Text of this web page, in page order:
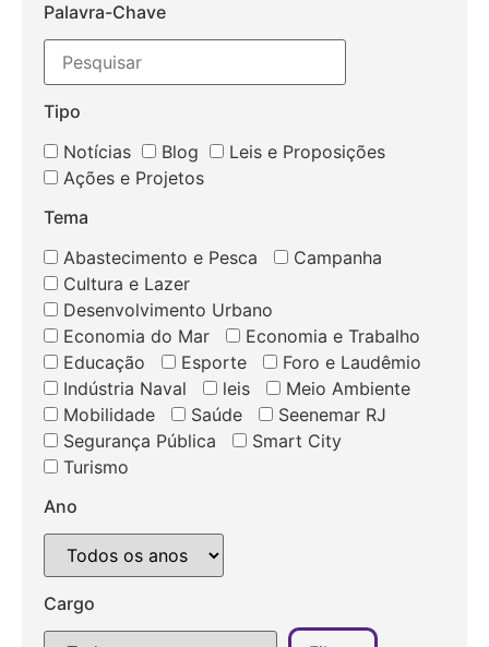
Palavra-Chave
Tipo
Notícias
Blog
Leis e Proposições
Ações e Projetos
Tema
Abastecimento e Pesca
Campanha
Cultura e Lazer
Desenvolvimento Urbano
Economia do Mar
Economia e Trabalho
Educação
Esporte
Foro e Laudêmio
Indústria Naval
leis
Meio Ambiente
Mobilidade
Saúde
Seenemar RJ
Segurança Pública
Smart City
Turismo
Ano
Cargo